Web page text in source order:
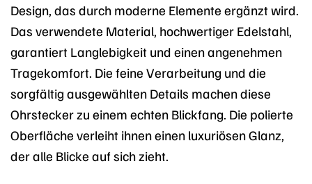
Design, das durch moderne Elemente ergänzt wird.
Das verwendete Material, hochwertiger Edelstahl,
garantiert Langlebigkeit und einen angenehmen
Tragekomfort. Die feine Verarbeitung und die
sorgfältig ausgewählten Details machen diese
Ohrstecker zu einem echten Blickfang. Die polierte
Oberfläche verleiht ihnen einen luxuriösen Glanz,
der alle Blicke auf sich zieht.